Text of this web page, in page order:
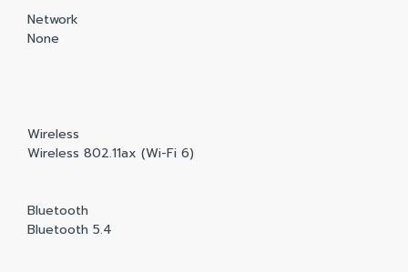
Network
None
Wireless
Wireless 802.11ax (Wi-Fi 6)
Bluetooth
Bluetooth 5.4